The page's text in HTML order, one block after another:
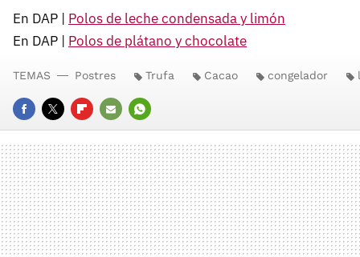
En DAP | Polos de leche condensada y limón
En DAP | Polos de plátano y chocolate
FACEBOOK
TWITTERFLIPBOARD
E-
MAIL
WHATSAPP
TEMAS Postres Trufa Cacao congelador